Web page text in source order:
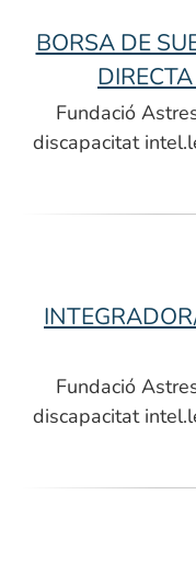
BORSA DE
Fundació
discapacitat
Fundació
discapacitat